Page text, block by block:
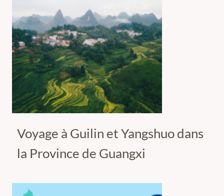
Voyage à Guilin et Yangshuo dans
la Province de Guangxi